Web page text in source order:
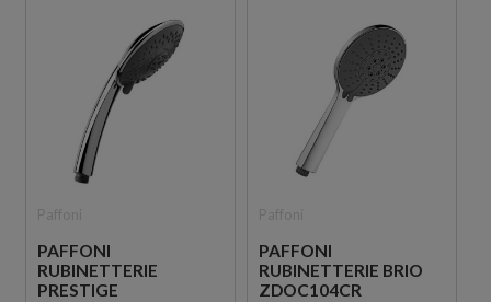
PAFFONI
RUBINETTERIE
PRESTIGE
PAFFONI
RUBINETTERIE BRIO
ZDOC104CR